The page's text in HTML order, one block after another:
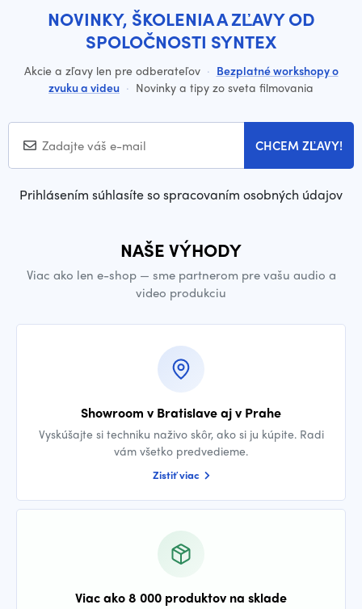
NOVINKY, ŠKOLENIA A ZĽAVY OD
SPOLOČNOSTI SYNTEX
Akcie a zľavy len pre odberateľov · Bezplatné workshopy o
zvuku a videu · Novinky a tipy zo sveta filmovania
CHCEM ZĽAVY!
Prihlásením súhlasíte so spracovaním osobných údajov
NAŠE VÝHODY
Viac ako len e-shop — sme partnerom pre vašu audio a
video produkciu
Showroom v Bratislave aj v Prahe
Vyskúšajte si techniku naživo skôr, ako si ju kúpite. Radi
vám všetko predvedieme.
Zistiť viac
Viac ako 8 000 produktov na sklade